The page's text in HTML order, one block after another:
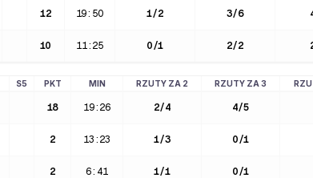
12 19:50 1/2 3/6
10 11:25 0/1 2/2
S5 PKT MIN RZUTY ZA 2 RZUTY ZA 3
18 19:26 2/4 4/5
2 13:23 1/3 0/1
2 6:41 1/1 0/1